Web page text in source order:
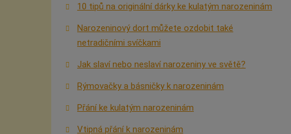
10 tipů na originální dárky ke kulatým narozeninám
Narozeninový dort můžete ozdobit také
netradičními svíčkami
Jak slaví nebo neslaví narozeniny ve světě?
Rýmovačky a básničky k narozeninám
Přání ke kulatým narozeninám
Vtipná přání k narozeninám